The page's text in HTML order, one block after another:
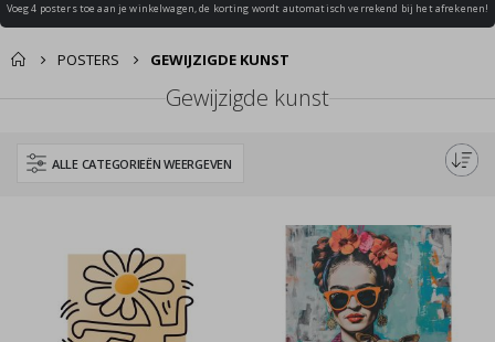
Voeg 4 posters toe aan je winkelwagen, de korting wordt automatisch verrekend bij het afrekenen!
POSTERS GEWIJZIGDE KUNST
Gewijzigde kunst
ALLE CATEGORIEËN WEERGEVEN